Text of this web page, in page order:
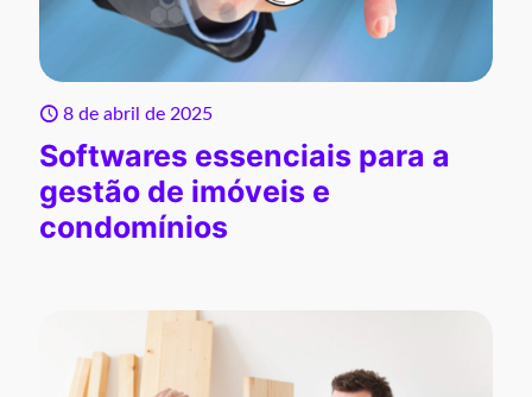
8 de abril de 2025
Softwares essenciais para a
gestão de imóveis e
condomínios